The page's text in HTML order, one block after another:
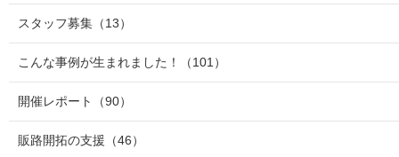
スタッフ募集 （13）
こんな事例が生まれました！ （101）
開催レポート （90）
販路開拓の支援 （46）